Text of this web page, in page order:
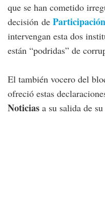
que se han cometido
decisión de
intervengan esta dos
están “podridas” de
El también vocero del
ofreció estas
Noticias a su salida de